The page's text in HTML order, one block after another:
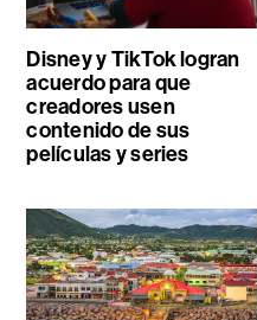
Disney y TikTok logran
acuerdo para que
creadores usen
contenido de sus
películas y series